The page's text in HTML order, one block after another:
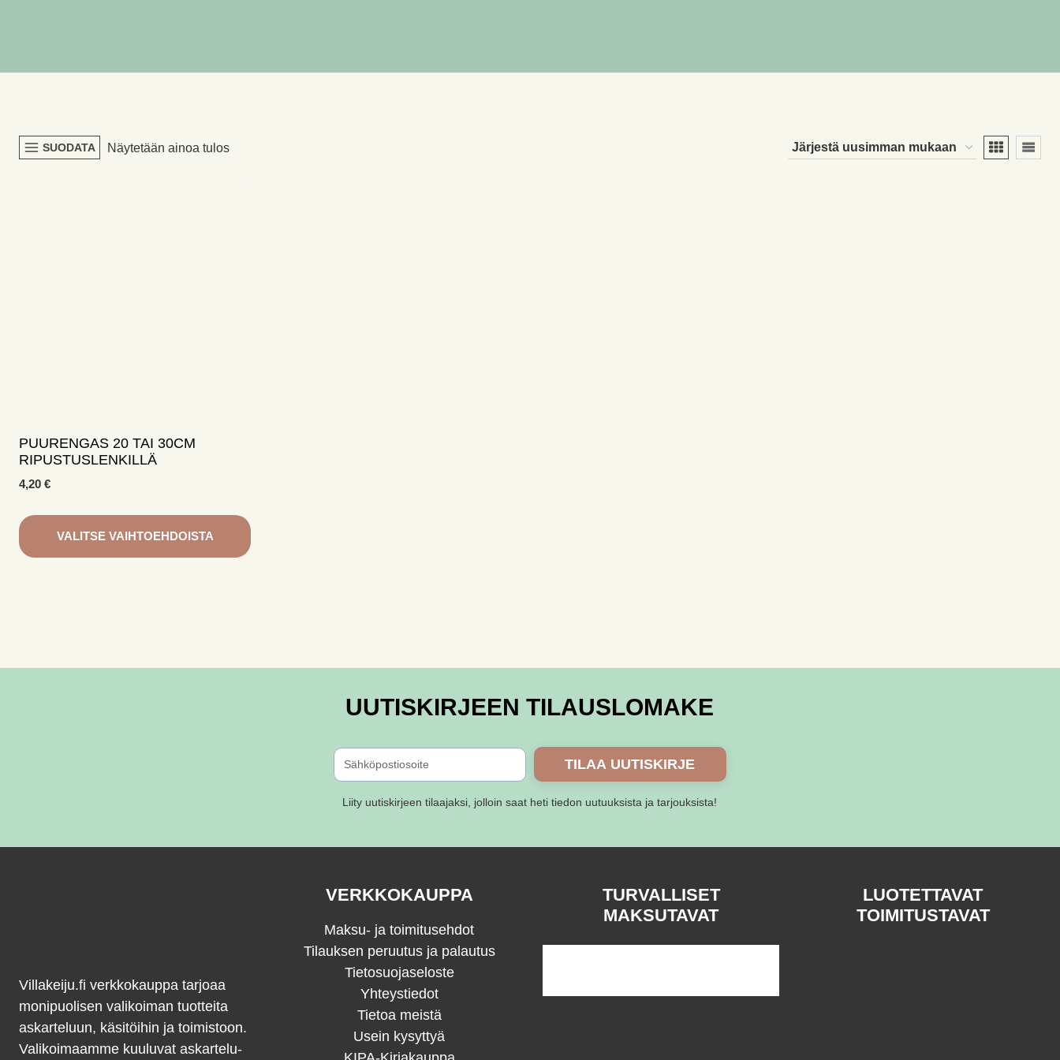
SUODATA Näytetään ainoa tulos
PUURENGAS 20 TAI 30CM
RIPUSTUSLENKILLÄ
4,20 €
VALITSE VAIHTOEHDOISTA
UUTISKIRJEEN TILAUSLOMAKE
TILAA UUTISKIRJE
Liity uutiskirjeen tilaajaksi, jolloin saat heti tiedon uutuuksista ja tarjouksista!
Villakeiju.fi verkkokauppa tarjoaa
monipuolisen valikoiman tuotteita
askarteluun, käsitöihin ja toimistoon.
Valikoimaamme kuuluvat askartelu-
VERKKOKAUPPA
Maksu- ja toimitusehdot
Tilauksen peruutus ja palautus
Tietosuojaseloste
Yhteystiedot
Tietoa meistä
Usein kysyttyä
TURVALLISET
MAKSUTAVAT
LUOTETTAVAT
TOIMITUSTAVAT